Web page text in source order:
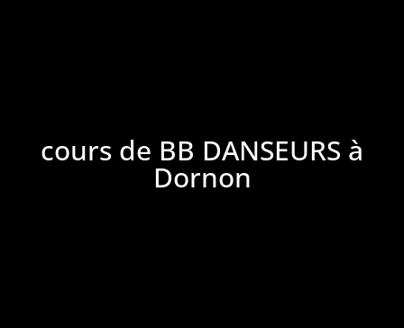
cours de BB DANSEURS à
Dornon